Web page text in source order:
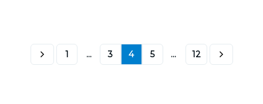
1 ... 3 4 5 ... 12